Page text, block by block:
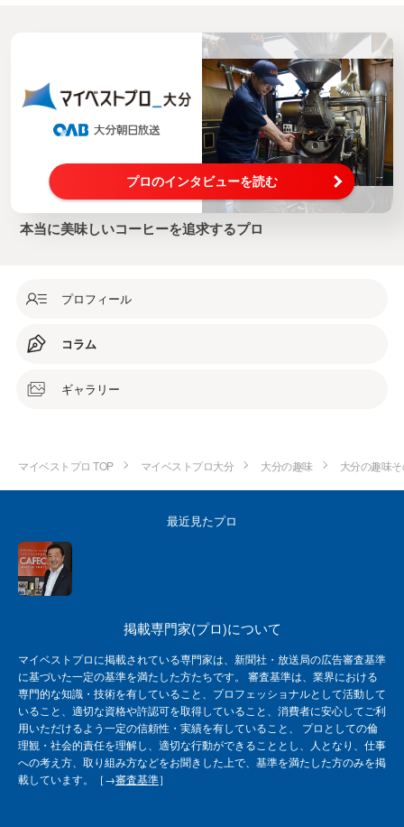
プロのインタビューを読む
本当に美味しいコーヒーを追求するプロ
プロフィール
コラム
ギャラリー
マイベストプロ TOP マイベストプロ大分 大分の趣味 大分の趣味
最近見たプロ
掲載専門家(プロ)について
マイベストプロに掲載されている専門家は、新聞社・放送局の広告審査基準
に基づいた一定の基準を満たした方たちです。 審査基準は、業界における
専門的な知識・技術を有していること、プロフェッショナルとして活動して
いること、適切な資格や許認可を取得していること、消費者に安心してご利
用いただけるよう一定の信頼性・実績を有していること、 プロとしての倫
理観・社会的責任を理解し、適切な行動ができることとし、人となり、仕事
への考え方、取り組み方などをお聞きした上で、基準を満たした方のみを掲
載しています。［→審査基準］